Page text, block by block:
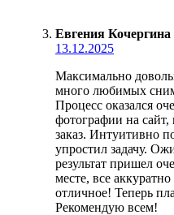
Евгения Кочергина
13.12.2025
Максимально
много любимых
Процесс оказался
фотографии на
заказ. Интуитивно
упростил задачу.
результат пришел
месте, все
отличное! Теперь
Рекомендую всем!